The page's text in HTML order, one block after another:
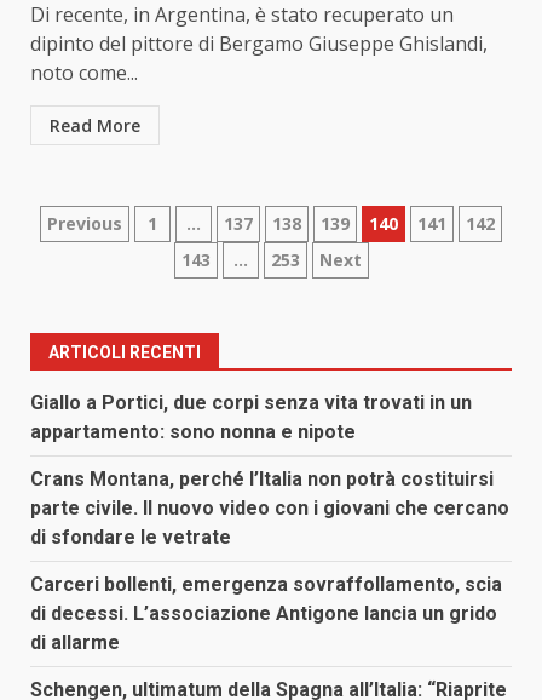
Di recente, in Argentina, è stato recuperato un
dipinto del pittore di Bergamo Giuseppe Ghislandi,
noto come...
Read More
Paginazione
articoli
Previous 1 … 137 138 139 140 141
142
143
… 253 Next
ARTICOLI RECENTI
Giallo a Portici, due corpi senza vita trovati in un
appartamento: sono nonna e nipote
Crans Montana, perché l’Italia non potrà costituirsi
parte civile. Il nuovo video con i giovani che cercano
di sfondare le vetrate
Carceri bollenti, emergenza sovraffollamento, scia
di decessi. L’associazione Antigone lancia un grido
di allarme
Schengen, ultimatum della Spagna all’Italia: “Riaprite